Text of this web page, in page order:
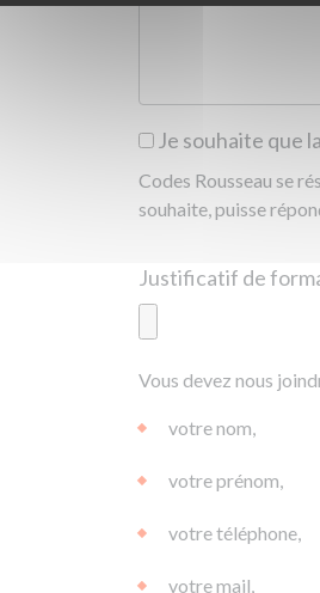
Je souhaite que
Codes Rousseau se
souhaite, puisse
||0.00 Ko
Vous devez nous
votre nom,
votre prénom,
votre téléphone,
votre mail,